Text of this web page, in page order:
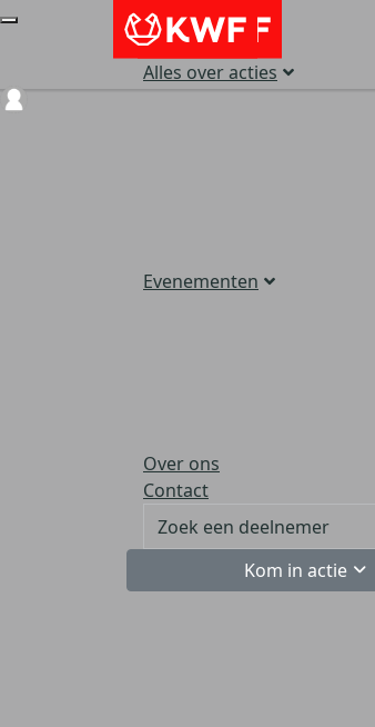
Alles over acties
Evenementen
Over ons
Contact
Kom in actie